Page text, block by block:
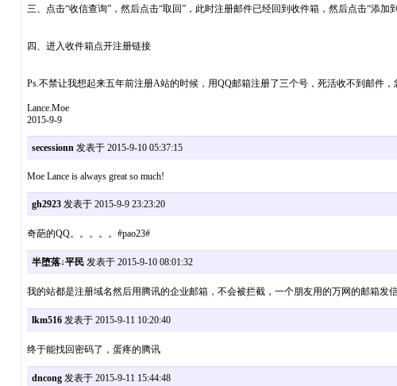
三、点击“收信查询”，然后点击“取回”，此时注册邮件已经回到收件箱，然后点击“添
四、进入收件箱点开注册链接
Ps.不禁让我想起来五年前注册A站的时候，用QQ邮箱注册了三个号，死活收不到邮件
Lance.Moe
2015-9-9
secessionn发表于 2015-9-10 05:37:15
Moe Lance is always great so much!
gh2923发表于 2015-9-9 23:23:20
奇葩的QQ。。。。。#pao23#
半堕落↓平民发表于 2015-9-10 08:01:32
我的站都是注册域名然后用腾讯的企业邮箱，不会被拦截，一个朋友用的万网的邮箱发
lkm516发表于 2015-9-11 10:20:40
终于能找回密码了，蛋疼的腾讯
dncong发表于 2015-9-11 15:44:48